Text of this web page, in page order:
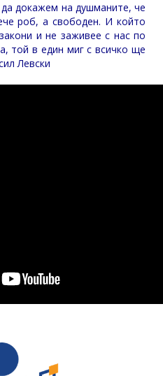
докажем на душманите, че
роб, а свободен. И който
и не заживее с нас по
той в един миг с всичко ще
Левски